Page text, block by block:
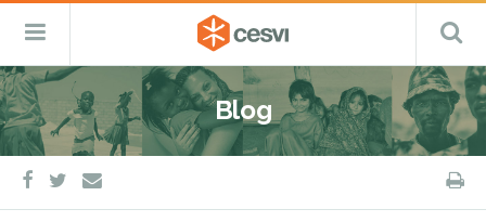
Salta
al
contenuto
CESVI
Fondazione
–
ETS
Cooperazione,
Emergenza
e
Sviluppo
Menu
Blog
facebook
twitter
e-
mail